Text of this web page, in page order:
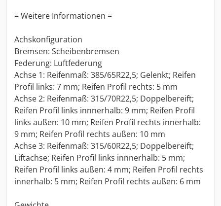
= Weitere Informationen =
Achskonfiguration
Bremsen: Scheibenbremsen
Federung: Luftfederung
Achse 1: Reifenmaß: 385/65R22,5; Gelenkt; Reifen
Profil links: 7 mm; Reifen Profil rechts: 5 mm
Achse 2: Reifenmaß: 315/70R22,5; Doppelbereift;
Reifen Profil links innnerhalb: 9 mm; Reifen Profil
links außen: 10 mm; Reifen Profil rechts innerhalb:
9 mm; Reifen Profil rechts außen: 10 mm
Achse 3: Reifenmaß: 315/60R22,5; Doppelbereift;
Liftachse; Reifen Profil links innnerhalb: 5 mm;
Reifen Profil links außen: 4 mm; Reifen Profil rechts
innerhalb: 5 mm; Reifen Profil rechts außen: 6 mm